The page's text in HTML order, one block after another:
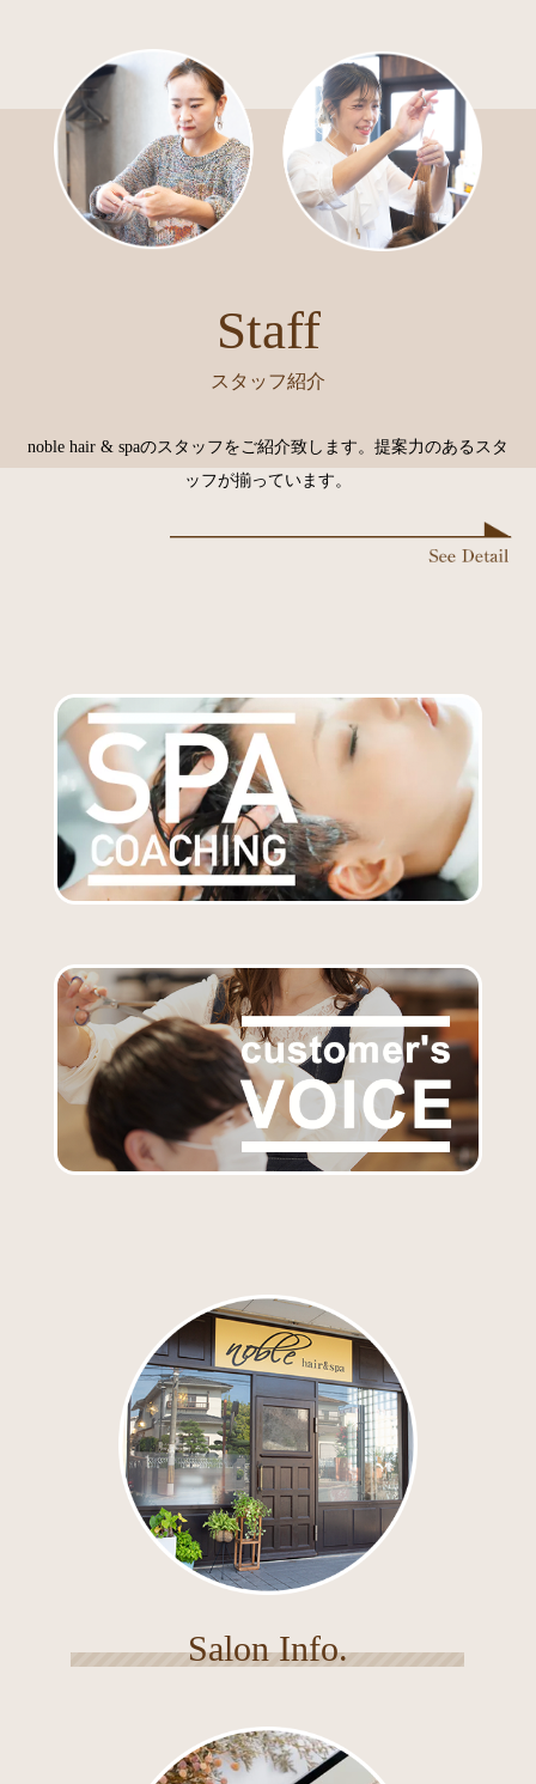
Staff
スタッフ紹介
noble hair & spaのスタッフをご紹介致します。 提案力のあるスタ
ッフが揃っています。
Salon Info.